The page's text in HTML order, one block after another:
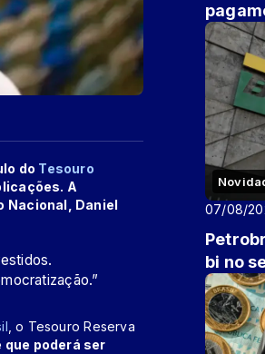
do Tesouro
A
Nacional, Daniel
, o Tesouro Reserva
que poderá ser
07/08/
bi no